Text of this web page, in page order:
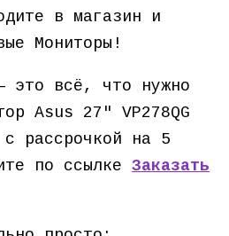
в магазин и
Мониторы!
это всё, что нужно
Asus 27″ VP278QG
с рассрочкой на 5
по ссылке Заказать